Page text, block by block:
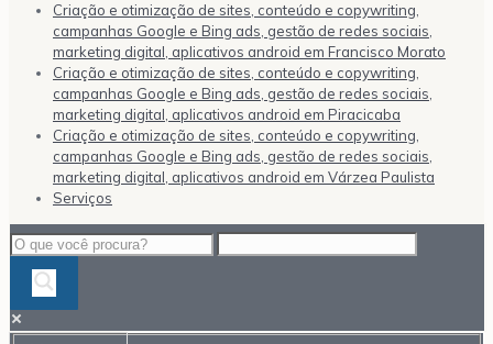
Criação e otimização de sites, conteúdo e copywriting,
campanhas Google e Bing ads, gestão de redes sociais,
marketing digital, aplicativos android em Francisco Morato
Criação e otimização de sites, conteúdo e copywriting,
campanhas Google e Bing ads, gestão de redes sociais,
marketing digital, aplicativos android em Piracicaba
Criação e otimização de sites, conteúdo e copywriting,
campanhas Google e Bing ads, gestão de redes sociais,
marketing digital, aplicativos android em Várzea Paulista
Serviços